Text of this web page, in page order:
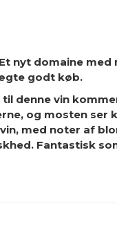
nyt domaine
godt køb.
denne vin
og mosten ser
med noter af
Fantastisk